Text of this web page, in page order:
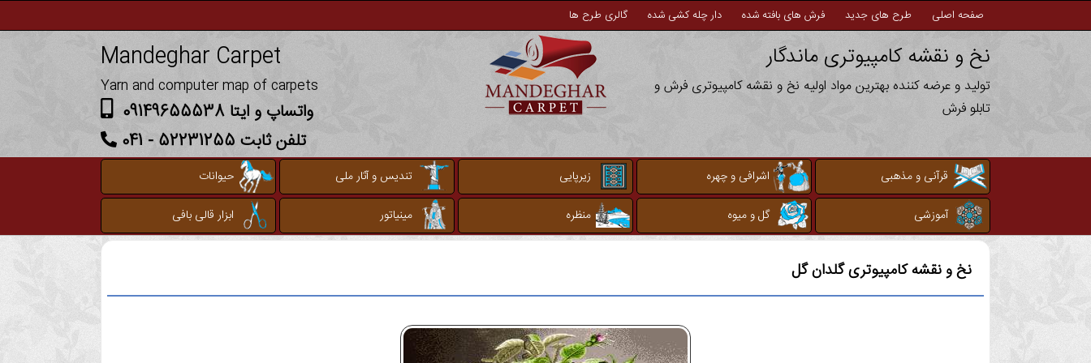
صفحه اصلی طرح های جدید فرش های بافته شده دار چله کشی شده گالری طرح ها
نخ و نقشه کامپیوتری ماندگار
تولید و عرضه کننده بهترین مواد اولیه نخ و نقشه کامپیوتری فرش و
تابلو فرش
Mandeghar Carpet
Yarn and computer map of carpets
واتساپ و ایتا 09149655538
تلفن ثابت 52231255 - 041
قرآنی و مذهبی اشرافی و چهره زیرپایی تندیس و آثار ملی
حیوانات
آموزشی
گل و میوه منظره مینیاتور ابزار قالی بافی
نخ و نقشه کامپیوتریگلدان گل